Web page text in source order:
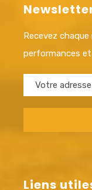
Recevez
performances
Liens